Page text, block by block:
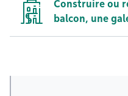
Construire ou
balcon, une